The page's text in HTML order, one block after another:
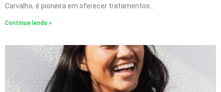
Carvalho, é pioneira em oferecer tratamentos…
Continue lendo »